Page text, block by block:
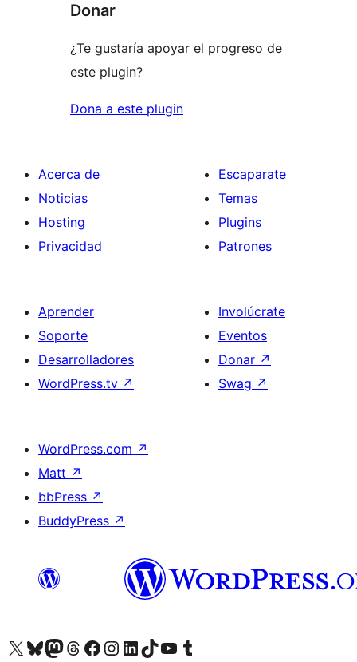
Donar
¿Te gustaría apoyar el progreso de
este plugin?
Dona a este plugin
Acerca de
Noticias
Hosting
Privacidad
Escaparate
Temas
Plugins
Patrones
Aprender
Soporte
Desarrolladores
WordPress.tv ↗
Involúcrate
Eventos
Donar ↗
Swag ↗
WordPress.com ↗
Matt ↗
bbPress ↗
BuddyPress ↗
Visita nuestra cuenta de X (anteriormente Twitter)
Visita nuestra cuenta de Bluesky
Visita nuestra cuenta de Mastodon
Visita nuestra cuenta de Threads
Visita nuestra página de Facebook
Visita nuestra cuenta de Instagram
Visita nuestra cuenta de LinkedIn
Visita nuestra cuenta de TikTok
Visita nuestro canal de YouTube
Visita nuestra cuenta de Tumblr